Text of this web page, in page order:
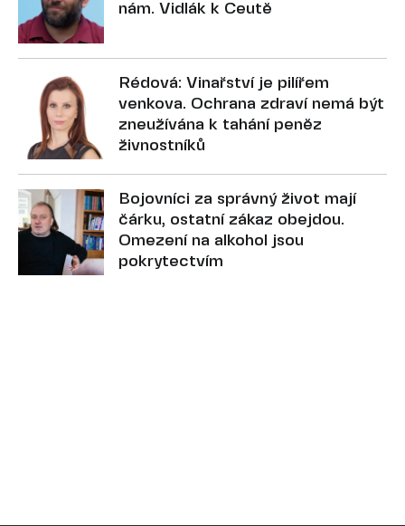
nám. Vidlák k Ceutě
Rédová: Vinařství je pilířem
venkova. Ochrana zdraví nemá být
zneužívána k tahání peněz
živnostníků
Bojovníci za správný život mají
čárku, ostatní zákaz obejdou.
Omezení na alkohol jsou
pokrytectvím